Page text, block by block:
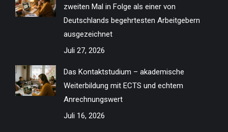
zweiten Mal in Folge als einer von
Deutschlands begehrtesten Arbeitgebern
ausgezeichnet
Juli 27, 2026
Das Kontaktstudium – akademische
Weiterbildung mit ECTS und echtem
Anrechnungswert
Juli 16, 2026